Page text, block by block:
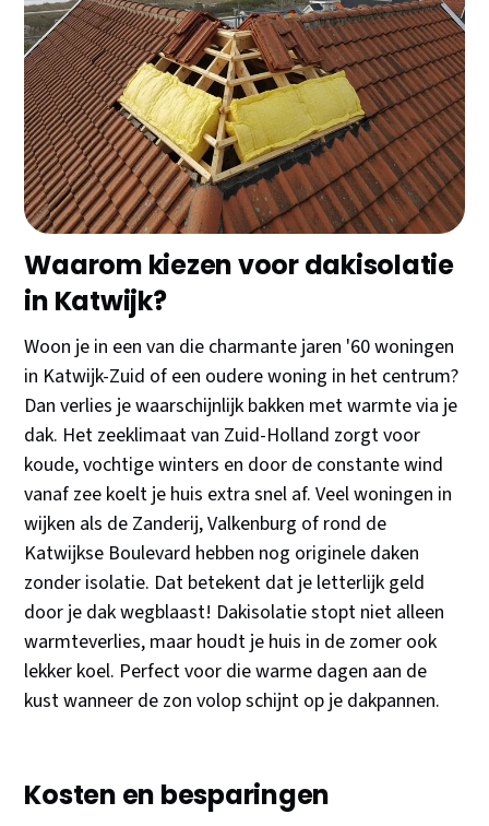
Woon je in Katwijk en ben je klaar met die
torenhoge energierekeningen? Dakisolatie is dé
manier om €300-500 per jaar te besparen op je
verwarmingskosten. Met de huidige energieprijzen
verdien je je investering binnen 6-8 jaar terug, en
met subsidie wordt het nog interessanter!
Waarom kiezen voor dakisolatie
in Katwijk?
Woon je in een van die charmante jaren '60 woningen
in Katwijk-Zuid of een oudere woning in het centrum?
Dan verlies je waarschijnlijk bakken met warmte via je
dak. Het zeeklimaat van Zuid-Holland zorgt voor
koude, vochtige winters en door de constante wind
vanaf zee koelt je huis extra snel af. Veel woningen in
wijken als de Zanderij, Valkenburg of rond de
Katwijkse Boulevard hebben nog originele daken
zonder isolatie. Dat betekent dat je letterlijk geld
door je dak wegblaast! Dakisolatie stopt niet alleen
warmteverlies, maar houdt je huis in de zomer ook
lekker koel. Perfect voor die warme dagen aan de
kust wanneer de zon volop schijnt op je dakpannen.
Kosten en besparingen